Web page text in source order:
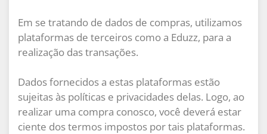
Em se tratando de dados de compras, utilizamos
plataformas de terceiros como a Eduzz, para a
realização das transações.
Dados fornecidos a estas plataformas estão
sujeitas às políticas e privacidades delas. Logo, ao
realizar uma compra conosco, você deverá estar
ciente dos termos impostos por tais plataformas.